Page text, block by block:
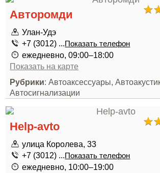
Авторомди
Улан-Удэ
+7 (3012) ...Показать телефон
ежедневно, 09:00–18:00
Показать на карте
Рубрики: Автоаксессуары,
Автосигнализации
Help-avto
улица Королева, 33
+7 (3012) ...Показать телефон
ежедневно, 10:00–19:00